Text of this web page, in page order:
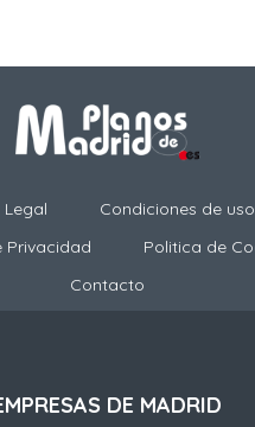
Legal
Condiciones de uso
Privacidad
Politica de
Contacto
DE MADRID